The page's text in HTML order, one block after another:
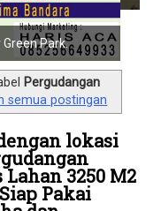
Pergudangan
semua postingan
lokasi
Pakai
dan